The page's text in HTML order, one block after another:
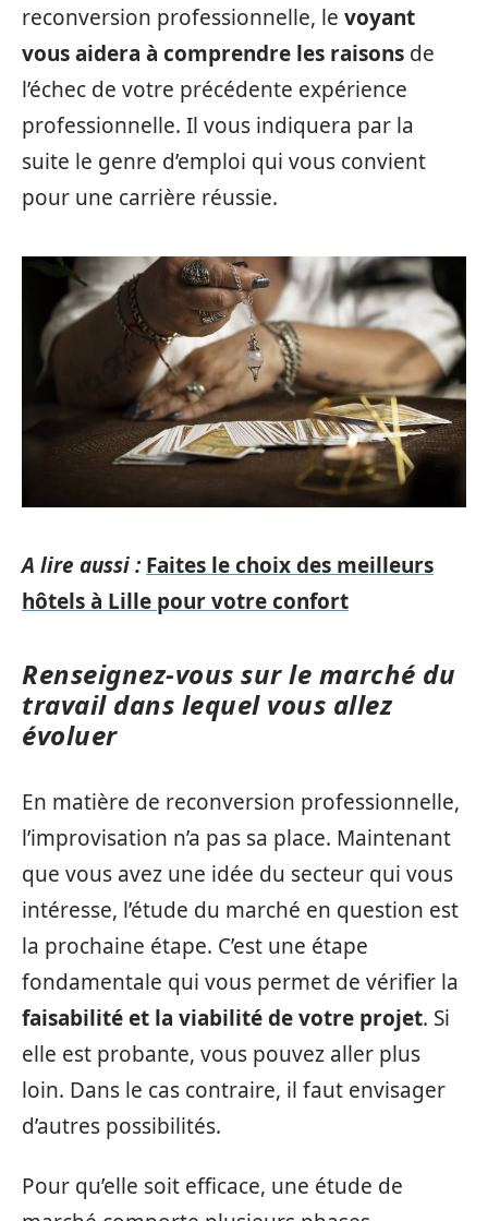
reconversion professionnelle, le voyant
vous aidera à comprendre les raisons de
l’échec de votre précédente expérience
professionnelle. Il vous indiquera par la
suite le genre d’emploi qui vous convient
pour une carrière réussie.
A lire aussi : Faites le choix des meilleurs
hôtels à Lille pour votre confort
Renseignez-vous sur le marché du
travail dans lequel vous allez
évoluer
En matière de reconversion professionnelle,
l’improvisation n’a pas sa place. Maintenant
que vous avez une idée du secteur qui vous
intéresse, l’étude du marché en question est
la prochaine étape. C’est une étape
fondamentale qui vous permet de vérifier la
faisabilité et la viabilité de votre projet. Si
elle est probante, vous pouvez aller plus
loin. Dans le cas contraire, il faut envisager
d’autres possibilités.
Pour qu’elle soit efficace, une étude de